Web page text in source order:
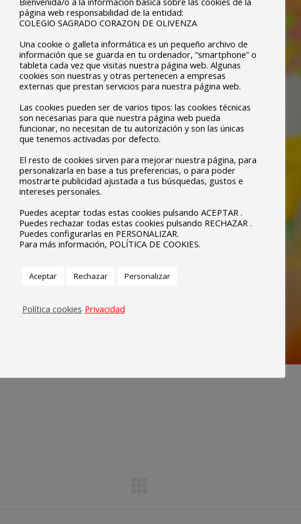
página web responsabilidad de la entidad:
COLEGIO SAGRADO CORAZON DE OLIVENZA
Una cookie o galleta informática es un pequeño archivo de
información que se guarda en tu ordenador, “smartphone” o
tableta cada vez que visitas nuestra página web. Algunas
cookies son nuestras y otras pertenecen a empresas
externas que prestan servicios para nuestra página web.
Las cookies pueden ser de varios tipos: las cookies técnicas
son necesarias para que nuestra página web pueda
funcionar, no necesitan de tu autorización y son las únicas
que tenemos activadas por defecto.
El resto de cookies sirven para mejorar nuestra página, para
personalizarla en base a tus preferencias, o para poder
mostrarte publicidad ajustada a tus búsquedas, gustos e
intereses personales.
Puedes aceptar todas estas cookies pulsando ACEPTAR .
Puedes rechazar todas estas cookies pulsando RECHAZAR .
Puedes configurarlas en PERSONALIZAR.
Para más información, POLÍTICA DE COOKIES.
Aceptar Rechazar Personalizar
Política cookies Privacidad